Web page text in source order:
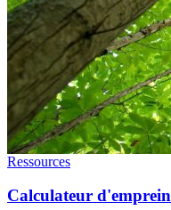
Ressources
Calculateur